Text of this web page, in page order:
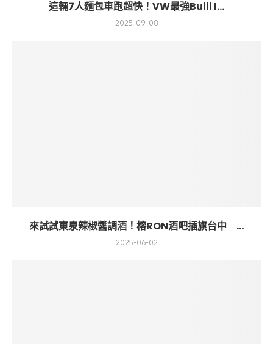
這輛7人麵包車跑超快！VW最強Bulli I...
2025-09-08
來試試東泉辣椒醬調酒！榕RON酒吧插旗台中 ...
2025-06-02